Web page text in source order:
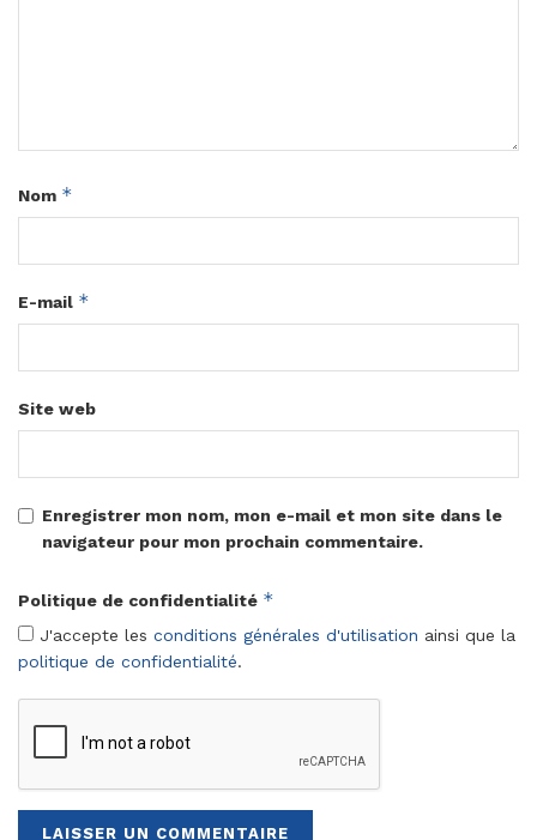
Nom *
E-mail *
Site web
Enregistrer mon nom, mon e-mail et mon site dans le
navigateur pour mon prochain commentaire.
Politique de confidentialité *
J'accepte les conditions générales d'utilisation ainsi que la
politique de confidentialité.